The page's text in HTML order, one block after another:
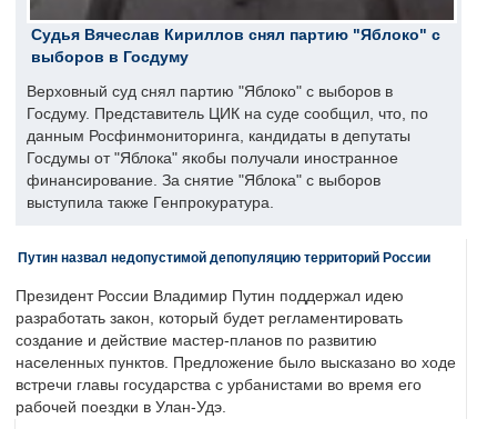
Судья Вячеслав Кириллов снял партию "Яблоко" с
выборов в Госдуму
Верховный суд снял партию "Яблоко" с выборов в
Госдуму. Представитель ЦИК на суде сообщил, что, по
данным Росфинмониторинга, кандидаты в депутаты
Госдумы от "Яблока" якобы получали иностранное
финансирование. За снятие "Яблока" с выборов
выступила также Генпрокуратура.
Путин назвал недопустимой депопуляцию территорий России
Президент России Владимир Путин поддержал идею
разработать закон, который будет регламентировать
создание и действие мастер-планов по развитию
населенных пунктов. Предложение было высказано во ходе
встречи главы государства с урбанистами во время его
рабочей поездки в Улан-Удэ.